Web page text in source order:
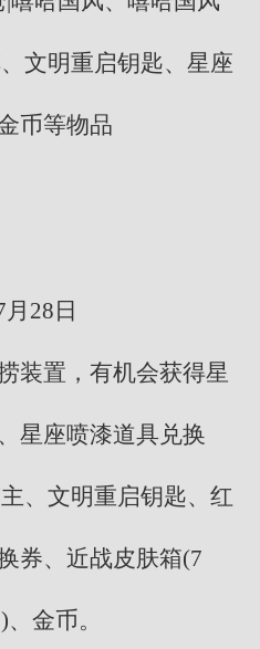
文明重启钥匙、星座
币等物品
28日
装置，有机会获得星
星座喷漆道具兑换
、文明重启钥匙、红
券、近战皮肤箱(7
金币。